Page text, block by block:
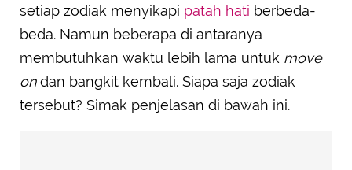
setiap zodiak menyikapi patah hati berbeda-
beda. Namun beberapa di antaranya
membutuhkan waktu lebih lama untuk move
ondan bangkit kembali. Siapa saja zodiak
tersebut? Simak penjelasan di bawah ini.